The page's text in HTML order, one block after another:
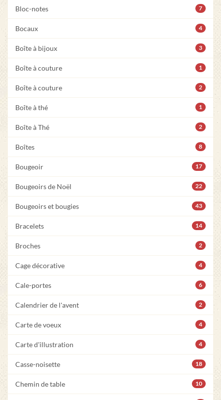
Bloc-notes 7
Bocaux 4
Boîte à bijoux 3
Boîte à couture 1
Boîte à couture 2
Boîte à thé 1
Boîte à Thé 2
Boîtes 8
Bougeoir 17
Bougeoirs de Noël 22
Bougeoirs et bougies 43
Bracelets 14
Broches 2
Cage décorative 4
Cale-portes 6
Calendrier de l'avent 2
Carte de voeux 4
Carte d'illustration 4
Casse-noisette 18
Chemin de table 10